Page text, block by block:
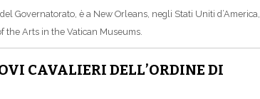
Governatorato, è a New Orleans, negli Stati Uniti d’America,
the Arts in the Vatican Museums.
CAVALIERI DELL’ORDINE DI